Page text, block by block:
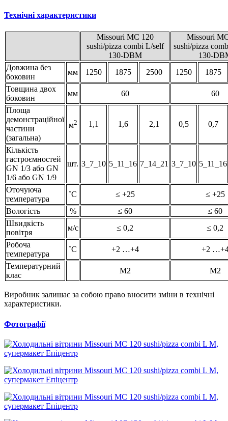
Технічні характеристики
Missouri MC 120
sushi/pizza combi L/self
130-DBM
Missouri
sushi/pizza
130-
Довжина без
боковин
мм 1250 1875 2500 1250
1875
Товщина двох
боковин
мм 60
60
Площа
демонстраційної
частини
(загальна)
м2 1,1 1,6 2,1 0,5 0,7
Кількість
гастроємностей
GN 1/3 або GN
1/6 або GN 1/9
шт. 3_7_10 5_11_16 7_14_21 3_7_10 5_11_16
Оточуюча
температура
˚С ≤ +25
≤ +25
Вологість
% ≤ 60
≤ 60
Швидкість
повітря
м/с ≤ 0,2
≤ 0,2
Робоча
температура
˚С +2 …+4
+2
Температурний
клас
М2 М2
Виробник залишає за собою право вносити зміни в технічні
характеристики.
Фотографії